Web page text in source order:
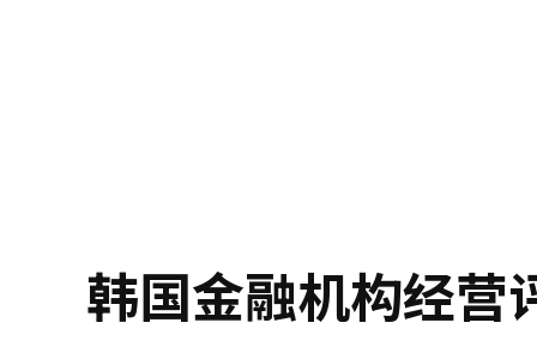
韩国金融机构经营